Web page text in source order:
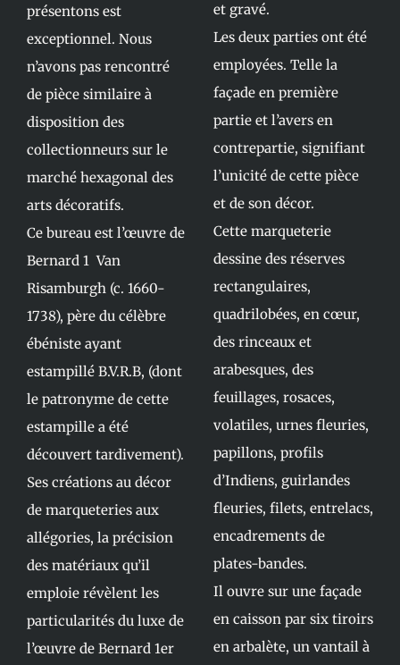
présentons est
exceptionnel. Nous
n’avons pas rencontré
de pièce similaire à
disposition des
collectionneurs sur le
marché hexagonal des
arts décoratifs.
Ce bureau est l’œuvre de
Bernard 1 Van
Risamburgh (c. 1660-
1738), père du célèbre
ébéniste ayant
estampillé B.V.R.B, (dont
le patronyme de cette
estampille a été
découvert tardivement).
Ses créations au décor
de marqueteries aux
allégories, la précision
des matériaux qu’il
emploie révèlent les
particularités du luxe de
l’œuvre de Bernard 1er
et gravé.
Les deux parties ont été
employées. Telle la
façade en première
partie et l’avers en
contrepartie, signifiant
l’unicité de cette pièce
et de son décor.
Cette marqueterie
dessine des réserves
rectangulaires,
quadrilobées, en cœur,
des rinceaux et
arabesques, des
feuillages, rosaces,
volatiles, urnes fleuries,
papillons, profils
d’Indiens, guirlandes
fleuries, filets, entrelacs,
encadrements de
plates-bandes.
Il ouvre sur une façade
en caisson par six tiroirs
en arbalète, un vantail à